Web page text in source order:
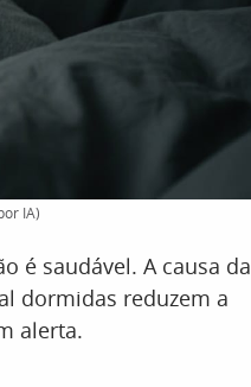
IA)
é saudável. A causa da
dormidas reduzem a
alerta.